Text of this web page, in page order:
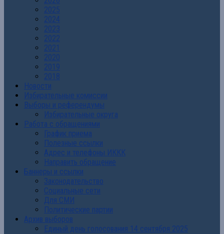
2025
2024
2023
2022
2021
2020
2019
2018
Новости
Избирательные комиссии
Выборы и референдумы
Избирательные округа
Работа с обращениями
График приема
Полезные ссылки
Адрес и телефоны ИККК
Направить обращение
Баннеры и ссылки
Законодательство
Социальные сети
Для СМИ
Политические партии
Архив выборов
Единый день голосования 14 сентября 2025